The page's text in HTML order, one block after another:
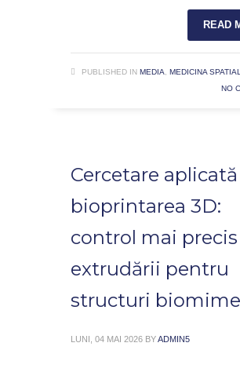
READ
PUBLISHED IN MEDIA
MEDICINA
NO
Cercetare
bioprintarea 3D:
control mai precis
extrudării pentru
structuri
LUNI, 04 MAI 2026 BYADMIN5